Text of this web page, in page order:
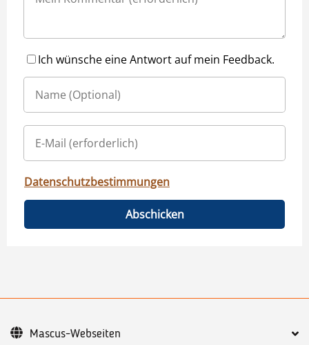
Ich wünsche eine Antwort auf mein Feedback.
Datenschutzbestimmungen
Abschicken
Mascus-Webseiten